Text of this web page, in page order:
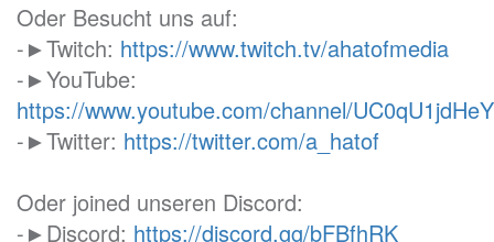
Oder Besucht uns auf:
-►Twitch: https://www.twitch.tv/ahatofmedia
-►YouTube:
https://www.youtube.com/channel/
-►Twitter: https://twitter.com/a_hatof
Oder joined unseren Discord:
-►Discord: https://discord.gg/bFBfhRK